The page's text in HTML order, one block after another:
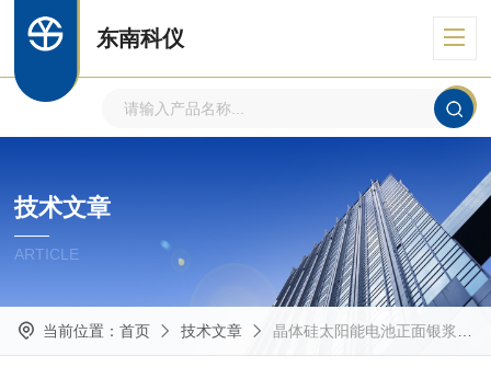
东南科仪
技术文章
ARTICLE
当前位置： 首页 技术文章 晶体硅太阳能电池正面银浆料粘度测试